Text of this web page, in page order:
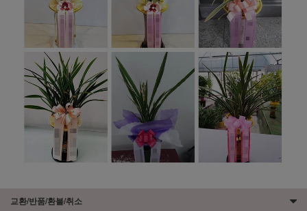
교환/반품/환불/취소